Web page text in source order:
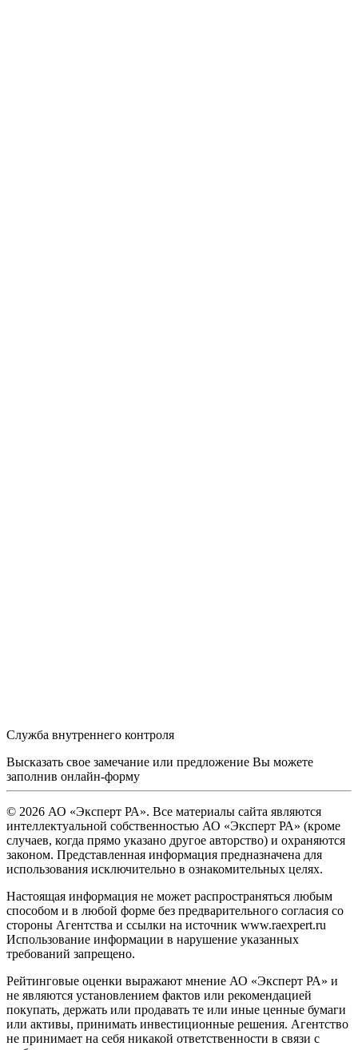
Служба внутреннего контроля
Высказать свое замечание или предложение Вы можете
заполнив онлайн-форму
© 2026 АО «Эксперт РА». Все материалы сайта являются
интеллектуальной собственностью АО «Эксперт РА» (кроме
случаев, когда прямо указано другое авторство) и охраняются
законом. Представленная информация предназначена для
использования исключительно в ознакомительных целях.
Настоящая информация не может распространяться любым
способом и в любой форме без предварительного согласия со
стороны Агентства и ссылки на источник www.raexpert.ru
Использование информации в нарушение указанных
требований запрещено.
Рейтинговые оценки выражают мнение АО «Эксперт РА» и
не являются установлением фактов или рекомендацией
покупать, держать или продавать те или иные ценные бумаги
или активы, принимать инвестиционные решения. Агентство
не принимает на себя никакой ответственности в связи с